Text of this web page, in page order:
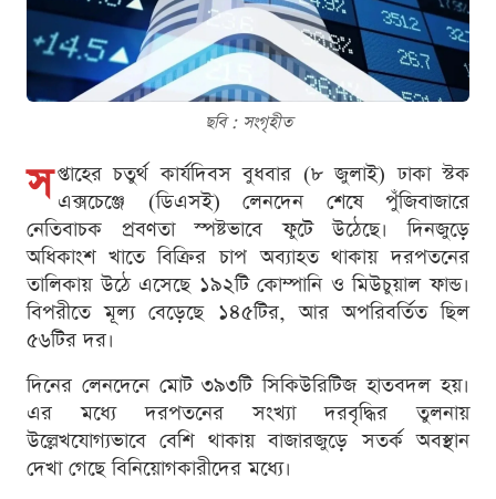
ছবি : সংগৃহীত
স প্তাহের চতুর্থ কার্যদিবস বুধবার (৮ জুলাই) ঢাকা স্টক
এক্সচেঞ্জে (ডিএসই) লেনদেন শেষে পুঁজিবাজারে
নেতিবাচক প্রবণতা স্পষ্টভাবে ফুটে উঠেছে। দিনজুড়ে
অধিকাংশ খাতে বিক্রির চাপ অব্যাহত থাকায় দরপতনের
তালিকায় উঠে এসেছে ১৯২টি কোম্পানি ও মিউচুয়াল ফান্ড।
বিপরীতে মূল্য বেড়েছে ১৪৫টির, আর অপরিবর্তিত ছিল
৫৬টির দর।
দিনের লেনদেনে মোট ৩৯৩টি সিকিউরিটিজ হাতবদল হয়।
এর মধ্যে দরপতনের সংখ্যা দরবৃদ্ধির তুলনায়
উল্লেখযোগ্যভাবে বেশি থাকায় বাজারজুড়ে সতর্ক অবস্থান
দেখা গেছে বিনিয়োগকারীদের মধ্যে।